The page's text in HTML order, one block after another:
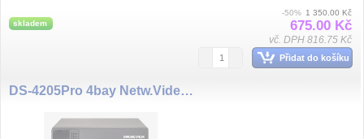
skladem
-50% 1 350.00 Kč
675.00 Kč
vč. DPH 816.75 Kč
Přidat do košíku
DS-4205Pro 4bay Netw.Video 5ch